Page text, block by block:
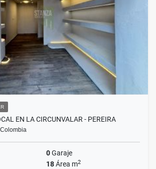
EN LA CIRCUNVALAR - PEREIRA
0Garaje
18Área m2